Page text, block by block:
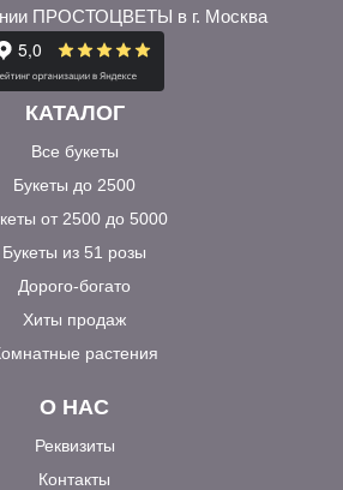
ПРОСТОЦВЕТЫ в г. Москва
КАТАЛОГ
Все букеты
Букеты до 2500
от 2500 до 5000
Букеты из 51 розы
Дорого-богато
Хиты продаж
растения
О НАС
Реквизиты
Контакты